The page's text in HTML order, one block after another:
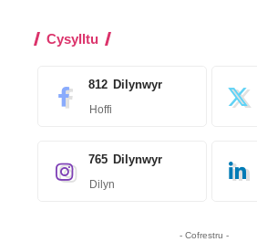
Cysylltu
812 Dilynwyr
Hoffi
765 Dilynwyr
Dilyn
- Cofrestru -